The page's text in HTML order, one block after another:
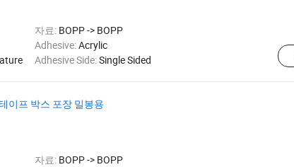
자료: BOPP -> BOPP
Adhesive:Acrylic
Adhesive Side:Single Sided
이프 박스 포장 밀봉용
자료: BOPP -> BOPP